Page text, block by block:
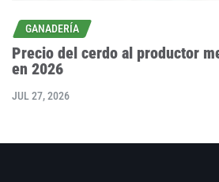
GANADERÍA
Precio del cerdo al productor
en 2026
JUL 27, 2026